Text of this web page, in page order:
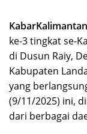
ke-3 tingkat se-
di Dusun Raiy,
Kabupaten
yang
(9/11/2025) ini,
dari berbagai